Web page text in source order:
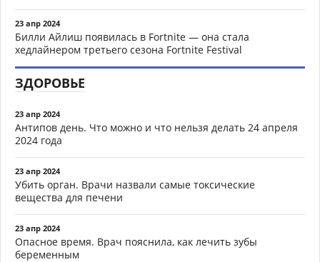
23 апр 2024
Билли Айлиш появилась в Fortnite — она стала
хедлайнером третьего сезона Fortnite Festival
ЗДОРОВЬЕ
23 апр 2024
Антипов день. Что можно и что нельзя делать 24 апреля
2024 года
23 апр 2024
Убить орган. Врачи назвали самые токсические
вещества для печени
23 апр 2024
Опасное время. Врач пояснила, как лечить зубы
беременным